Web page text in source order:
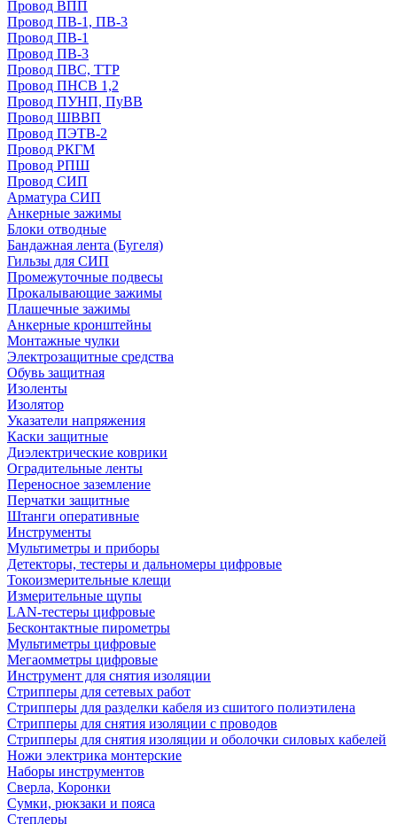
Провод ВПП
Провод ПВ-1, ПВ-3
Провод ПВ-1
Провод ПВ-3
Провод ПВС, ТТР
Провод ПНСВ 1,2
Провод ПУНП, ПуВВ
Провод ШВВП
Провод ПЭТВ-2
Провод РКГМ
Провод РПШ
Провод СИП
Арматура СИП
Анкерные зажимы
Блоки отводные
Бандажная лента (Бугеля)
Гильзы для СИП
Промежуточные подвесы
Прокалывающие зажимы
Плашечные зажимы
Анкерные кронштейны
Монтажные чулки
Электрозащитные средства
Обувь защитная
Изоленты
Изолятор
Указатели напряжения
Каски защитные
Диэлектрические коврики
Оградительные ленты
Переносное заземление
Перчатки защитные
Штанги оперативные
Инструменты
Мультиметры и приборы
Детекторы, тестеры и дальномеры цифровые
Токоизмерительные клещи
Измерительные щупы
LAN-тестеры цифровые
Бесконтактные пирометры
Мультиметры цифровые
Мегаомметры цифровые
Инструмент для снятия изоляции
Стрипперы для сетевых работ
Стрипперы для разделки кабеля из сшитого полиэтилена
Cтрипперы для снятия изоляции с проводов
Стрипперы для снятия изоляции и оболочки силовых кабелей
Ножи электрика монтерские
Наборы инструментов
Сверла, Коронки
Сумки, рюкзаки и пояса
Степлеры